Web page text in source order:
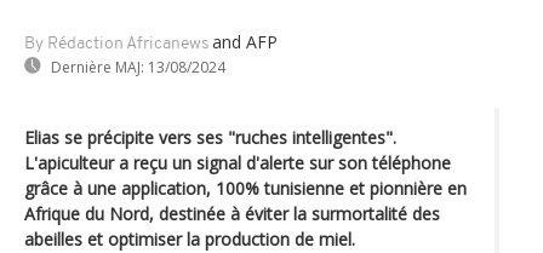
By Rédaction Africanews and AFP
Dernière MAJ: 13/08/2024
Elias se précipite vers ses "ruches intelligentes".
L'apiculteur a reçu un signal d'alerte sur son téléphone
grâce à une application, 100% tunisienne et pionnière en
Afrique du Nord, destinée à éviter la surmortalité des
abeilles et optimiser la production de miel.